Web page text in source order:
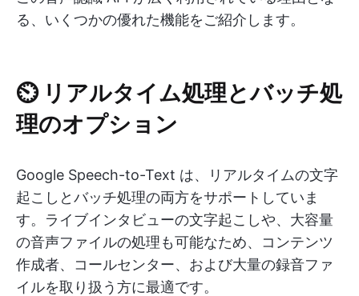
る、いくつかの優れた機能をご紹介します。
⏲ リアルタイム処理とバッチ処
理のオプション
Google Speech-to-Text は、リアルタイムの文字
起こしとバッチ処理の両方をサポートしていま
す。ライブインタビューの文字起こしや、大容量
の音声ファイルの処理も可能なため、コンテンツ
作成者、コールセンター、および大量の録音ファ
イルを取り扱う方に最適です。